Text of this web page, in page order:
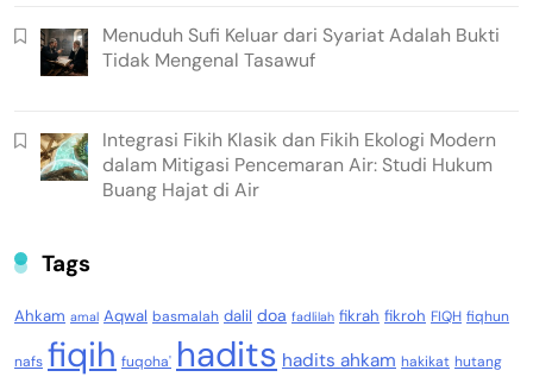
Menuduh Sufi Keluar dari Syariat Adalah Bukti
Tidak Mengenal Tasawuf
Integrasi Fikih Klasik dan Fikih Ekologi Modern
dalam Mitigasi Pencemaran Air: Studi Hukum
Buang Hajat di Air
Tags
Ahkam amal Aqwal basmalah dalil doa fadlilah fikrah fikroh FIQH fiqhun
nafs fiqih fuqoha' hadits hadits ahkam hakikat hutang